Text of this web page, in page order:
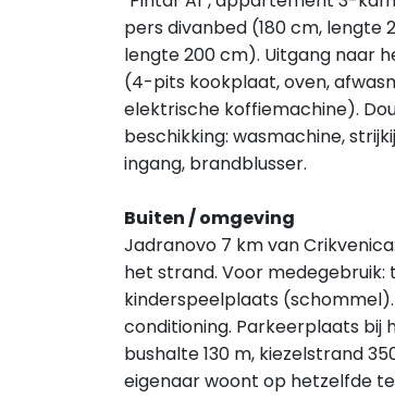
pers divanbed (180 cm, lengte
lengte 200 cm). Uitgang naar
(4-pits kookplaat, oven,
elektrische koffiemachine).
beschikking: wasmachine,
ingang, brandblusser.
Buiten / omgeving
Jadranovo 7 km van
het strand. Voor medegebruik:
kinderspeelplaats
conditioning. Parkeerplaats bij
bushalte 130 m, kiezelstrand
eigenaar woont op hetzelfde